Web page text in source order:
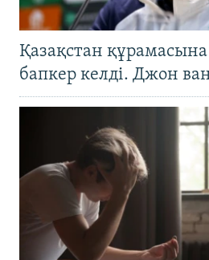
Қазақстан
бапкер келді. Джон